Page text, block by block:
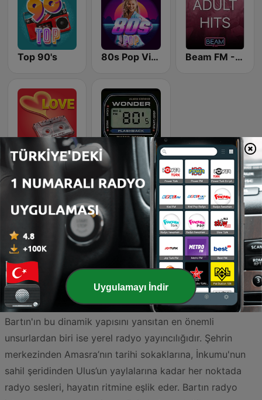
Top 90's 80s Pop Vibes Beam FM - Adult Hits
Romantic Vibes Wonder 80's
Bartın, Karadeniz’in batısında, yeşilin her tonunu
barındıran ormanları ve masmavi deniziyle huzur veren
bir şehirdir. Tarihi boyunca Parthenios Nehri'nin etrafında
şekillenen bu kadim yerleşim yeri, günümüzde de canlı
bir sosyal ve kültürel hayata ev sahipliği yapmaktadır.
Bartın'ın bu dinamik yapısını yansıtan en önemli
unsurlardan biri ise yerel radyo yayıncılığıdır. Şehrin
merkezinden Amasra’nın tarihi sokaklarına, İnkumu'nun
sahil şeridinden Ulus’un yaylalarına kadar her noktada
radyo sesleri, hayatın ritmine eşlik eder. Bartın radyo
Uygulamayı İndir